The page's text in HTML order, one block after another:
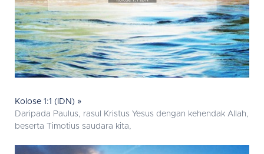
Kolose 1:1 (IDN) »
Daripada Paulus, rasul Kristus Yesus dengan kehendak Allah,
beserta Timotius saudara kita,